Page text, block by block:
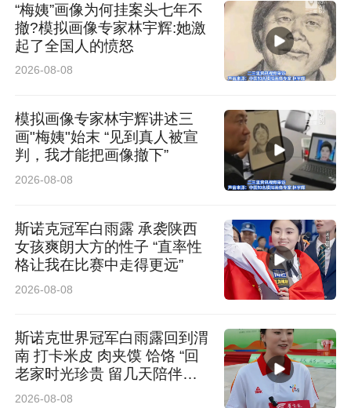
专业与温度并重：2小时精细化检查筑牢安全防
线
全套术前精细化检查，涵盖角膜地形图、眼压、
眼底等20余项指标。“检查非常细致，医生不仅关
注度数，还专门询问了我的日常用眼习惯，说要
据此定制手术方案。”
霍婕主任结合小何的眼部数据与用眼需求，为她
量身定制了睛逸近视手术方案。“小何的角膜条件
非常适合她的眼部状态。”
⚡ 10分钟的光明蜕变：技术与温情完美融合
“梅姨”画像为何挂案头七年不
撤?模拟画像专家林宇辉:她激
起了全国人的愤怒
2026-08-08
模拟画像专家林宇辉讲述三
画"梅姨"始末 “见到真人被宣
判，我才能把画像撤下”
2026-08-08
斯诺克冠军白雨露 承袭陕西
女孩爽朗大方的性子 “直率性
格让我在比赛中走得更远”
2026-08-08
斯诺克世界冠军白雨露回到渭
南 打卡米皮 肉夹馍 饸饹 “回
老家时光珍贵 留几天陪伴长
辈”
2026-08-08